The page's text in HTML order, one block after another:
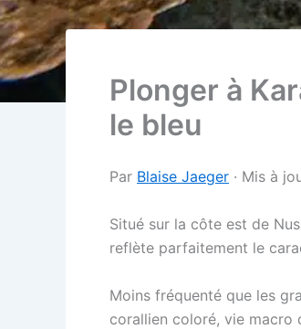
Plonger à
le bleu
Par Blaise Jaeger · Mis à
Situé sur la côte est de
reflète parfaitement le
Moins fréquenté que les
corallien coloré, vie macro